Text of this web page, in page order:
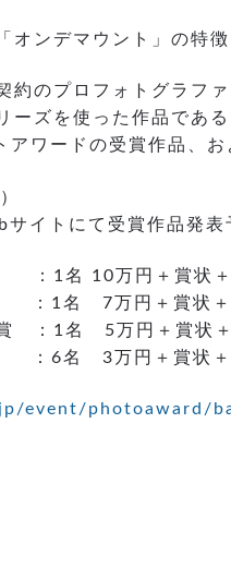
オンデマウント」の特
約のプロフォトグラファ
ーズを使った作品である
ワードの受賞作品、
イトにて受賞作品発表
：1名 10万円＋賞状
：1名 7万円＋賞状
：1名 5万円＋賞状
：6名 3万円＋賞状
event/photoaward/